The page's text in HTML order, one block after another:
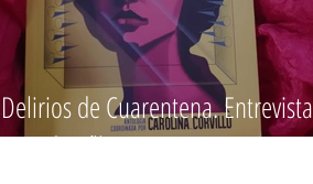
Delirios de Cuarentena. Entrevista a
Ricardo Vílbor.